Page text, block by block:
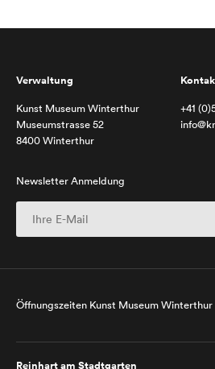
Verwaltung
Kunst Museum Winterthur
Museumstrasse 52
8400 Winterthur
+41
Newsletter Anmeldung
Öffnungszeiten Kunst Museum Winterthur